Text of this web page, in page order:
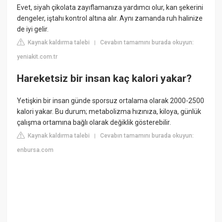
Evet, siyah çikolata zayıflamanıza yardımcı olur, kan şekerini
dengeler, iştahı kontrol altına alır. Aynı zamanda ruh halinize
de iyi gelir.
Kaynak kaldırma talebi |Cevabın tamamını burada okuyun:
yeniakit.com.tr
Hareketsiz bir insan kaç kalori yakar?
Yetişkin bir insan günde sporsuz ortalama olarak 2000-2500
kalori yakar. Bu durum; metabolizma hızınıza, kiloya, günlük
çalışma ortamına bağlı olarak değiklik gösterebilir.
Kaynak kaldırma talebi |Cevabın tamamını burada okuyun:
enbursa.com